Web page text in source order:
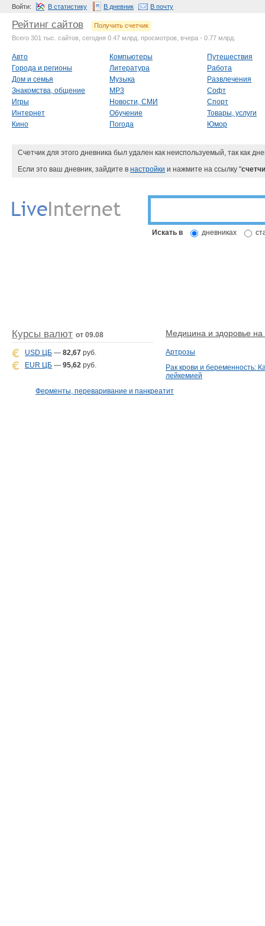
Войти: В статистику В дневник В почту
Рейтинг сайтов
Получить счетчик
Всего 301 тыс. сайтов, сегодня 0.47 млрд. просмотров, вчера - 0.77 млрд.
Авто
Города и регионы
Дом и семья
Знакомства, общение
Игры
Интернет
Кино
Компьютеры
Литература
Музыка
MP3
Новости, СМИ
Обучение
Погода
Путешествия
Работа
Развлечения
Софт
Спорт
Товары, услуги
Юмор
Счетчик для этого дневника был удален как неиспользуемый, так как
Если это ваш дневник, зайдите в настройки и нажмите на ссылку "
Искать в дневниках
Курсы валют от 09.08
USD ЦБ — 82,67 руб.
EUR ЦБ — 95,62 руб.
Медицина и здоровье на
Артрозы
Рак крови и беременность:
лейкемией
Ферменты, переваривание и панкреатит